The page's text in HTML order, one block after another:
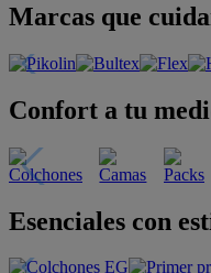
Marcas que
Confort a tu
Esenciales con